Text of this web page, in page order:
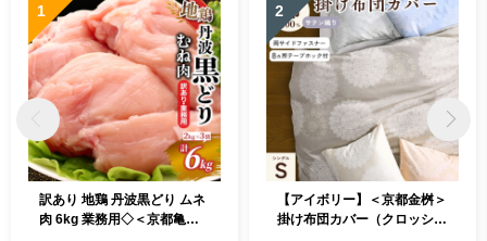
1
訳あり 地鶏 丹波黒どり ムネ
肉 6kg 業務用◇＜京都亀岡
2
【アイボリー】＜京都金桝＞
掛け布団カバー（クロッシ